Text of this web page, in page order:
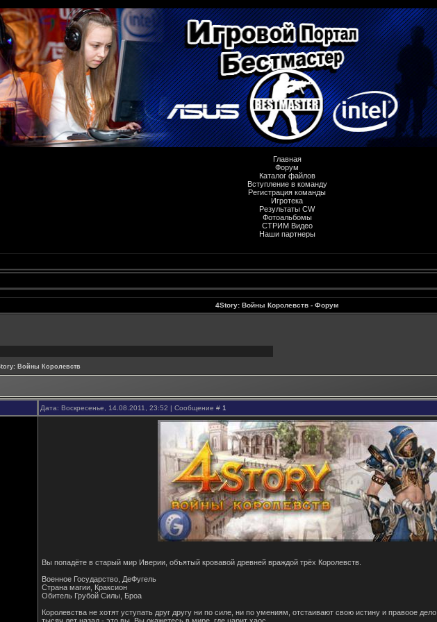
Главная
Форум
Каталог файлов
Вступление в команду
Регистрация команды
Игротека
Результаты CW
Фотоальбомы
СТРИМ Видео
Наши партнеры
4Story: Войны Королевств - Форум
Войны Королевств
Дата: Воскресенье, 14.08.2011, 23:52 | Сообщение # 1
Вы попадёте в старый мир Иверии, объятый кровавой древней враждой трёх Королевств.
Военное Государство, ДеФугель
Страна магии, Краксион
Обитель Грубой Силы, Броа
Королевства не хотят уступать друг другу ни по силе, ни по умениям, отстаивают свою истину и правоое